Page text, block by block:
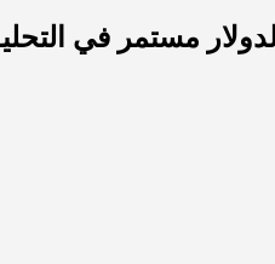
مستمر في